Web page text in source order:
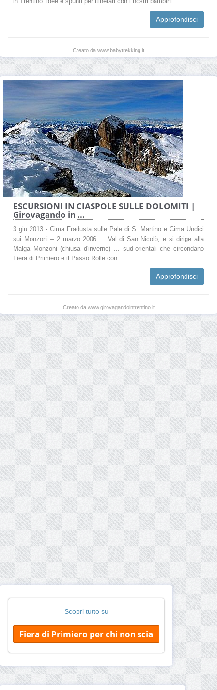
Approfondisci
Creato da www.babytrekking.it
ESCURSIONI IN CIASPOLE SULLE DOLOMITI |
Girovagando in ...
3 giu 2013 - Cima Fradusta sulle Pale di S. Martino e Cima Undici
sui Monzoni – 2 marzo 2006 ... Val di San Nicolò, e si dirige alla
Malga Monzoni (chiusa d'inverno) ... sud-orientali che circondano
Fiera di Primiero e il Passo Rolle con ...
Approfondisci
Creato da www.girovagandointrentino.it
Scopri tutto su
Fiera di Primiero per chi non scia